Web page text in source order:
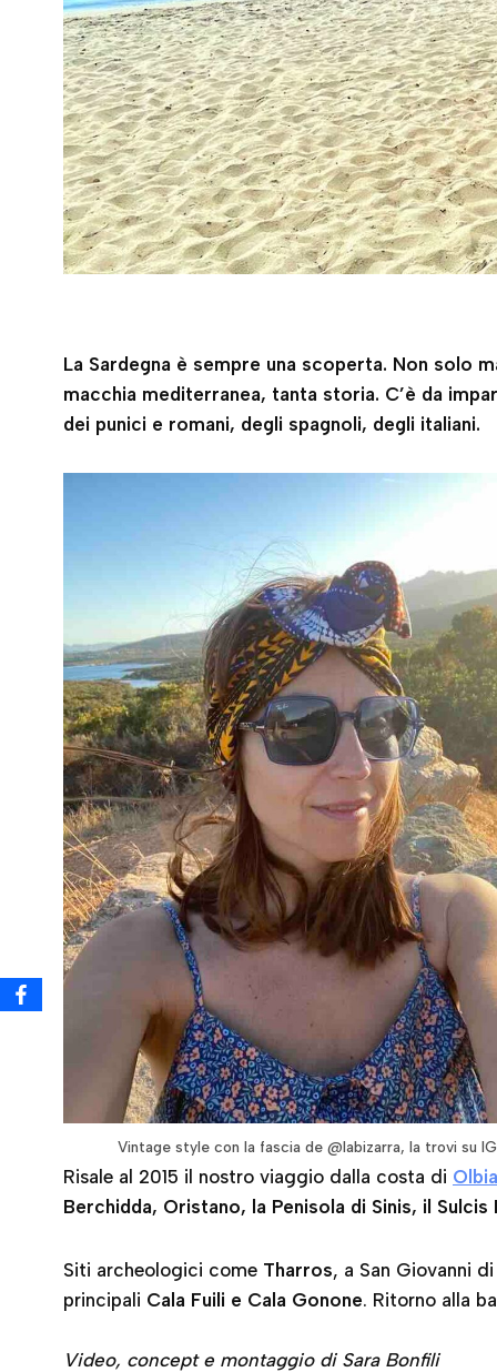
La Sardegna è sempre una scoperta. Non solo
macchia mediterranea, tanta storia. C’è da
dei punici e romani, degli spagnoli, degli italiani.
Vintage style con la fascia de @labizarra, la trovi su IG
Risale al 2015 il nostro viaggio dalla costa di Olbia
Berchidda, Oristano, la Penisola di Sinis, il Sulcis
Siti archeologici come Tharros, a San Giovanni
principali Cala Fuili e Cala Gonone. Ritorno alla
Video, concept e montaggio di Sara Bonfili